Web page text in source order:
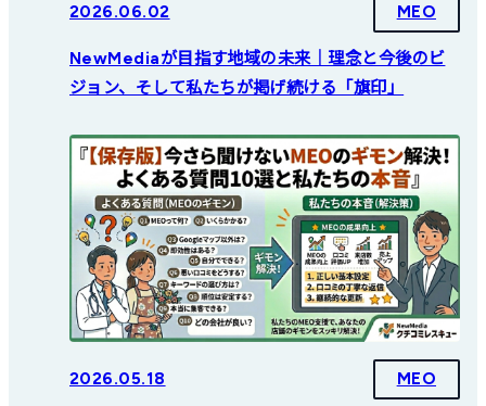
2026.06.02 MEO
NewMediaが目指す地域の未来｜理念と今後のビ
ジョン、そして私たちが掲げ続ける「旗印」
2026.05.18 MEO